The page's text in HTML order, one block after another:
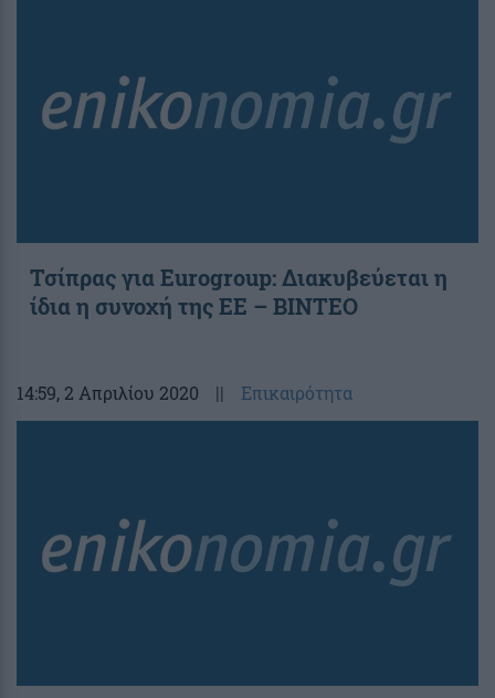
Τσίπρας για Eurogroup: Διακυβεύεται η
ίδια η συνοχή της ΕΕ – ΒΙΝΤΕΟ
14:59, 2 Απριλίου 2020 || Επικαιρότητα